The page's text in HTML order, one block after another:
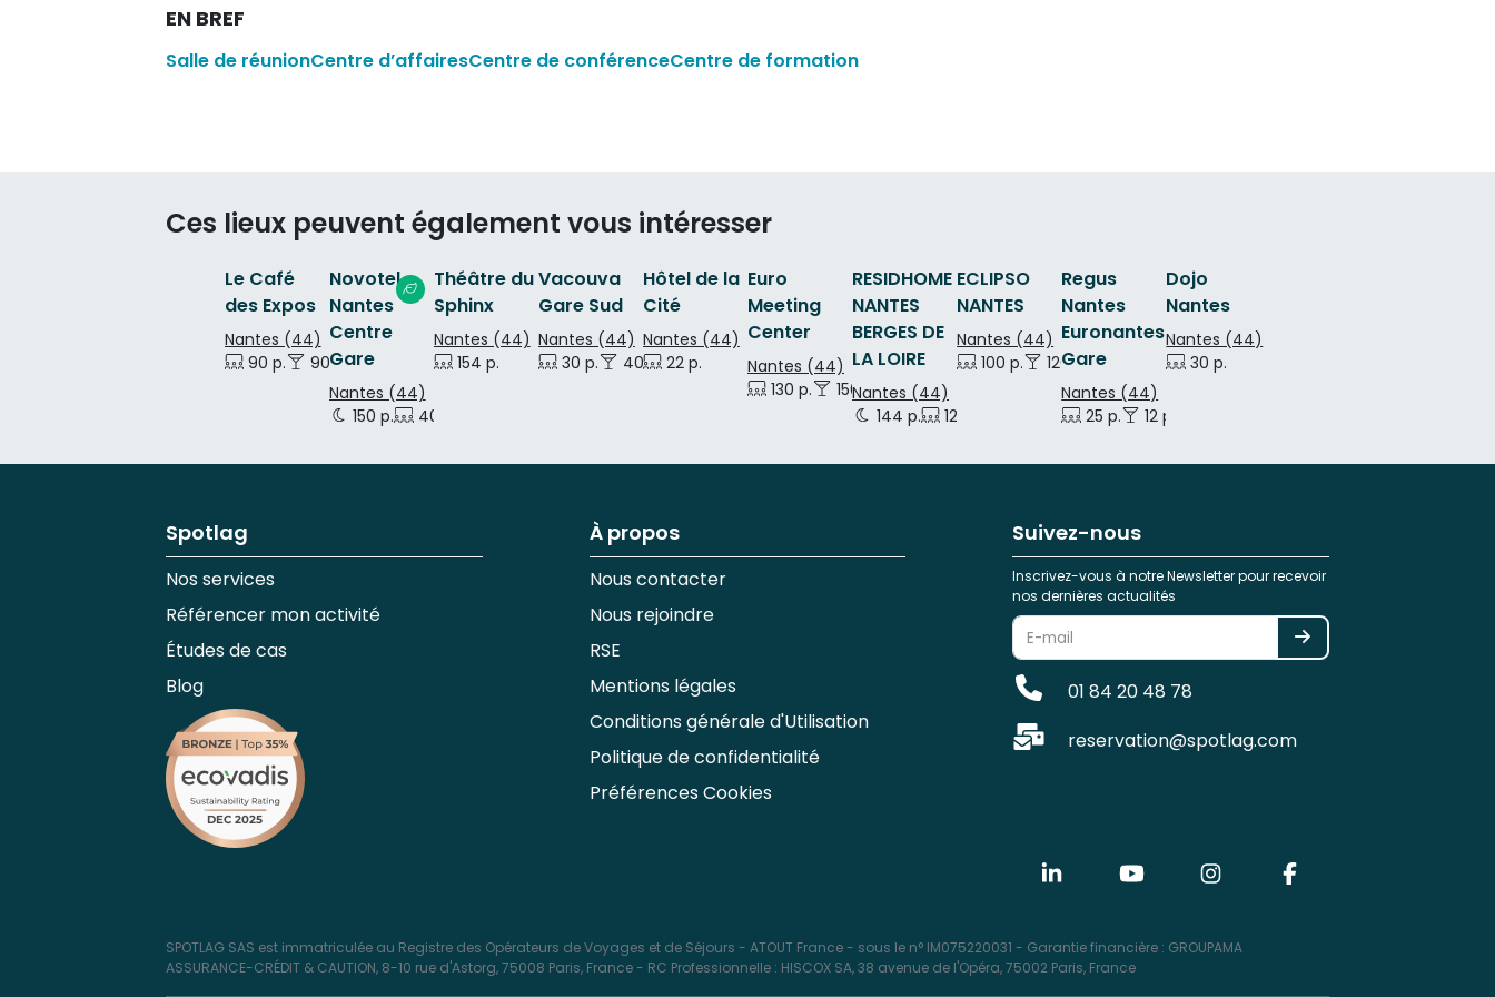
EN BREF
Salle de réunionCentre d’affairesCentre de conférenceCentre de formation
Ces lieux peuvent également vous intéresser
Le Café
des Expos
Nantes (44)
90 p.
90 p.
Novotel
Nantes
Centre
Gare
Nantes (44)
150 p.
40 p.
Théâtre du
Sphinx
Nantes (44)
154 p.
Vacouva
Gare Sud
Nantes (44)
30 p.
40 p.
Hôtel de la
Cité
Nantes (44)
22 p.
Euro
Meeting
Center
Nantes (44)
130 p.
150 p.
RESIDHOME
NANTES
BERGES DE
LA LOIRE
Nantes (44)
144 p.
12 p.
ECLIPSO
NANTES
Nantes (44)
100 p.
120 p.
Regus
Nantes
Euronantes
Gare
Nantes (44)
25 p.
12 p.
Dojo
Nantes
Nantes (44)
30 p.
Spotlag
Nos services
Référencer mon activité
Études de cas
Blog
À propos
Nous contacter
Nous rejoindre
RSE
Mentions légales
Conditions générale d'Utilisation
Politique de confidentialité
Préférences Cookies
Suivez-nous
Inscrivez-vous à notre Newsletter pour recevoir
nos dernières actualités
01 84 20 48 78
reservation@spotlag.com
SPOTLAG SAS est immatriculée au Registre des Opérateurs de Voyages et de Séjours - ATOUT France - sous le n° IM075220031 - Garantie financière : GROUPAMA
ASSURANCE-CRÉDIT & CAUTION, 8-10 rue d'Astorg, 75008 Paris, France - RC Professionnelle : HISCOX SA, 38 avenue de l'Opéra, 75002 Paris, France